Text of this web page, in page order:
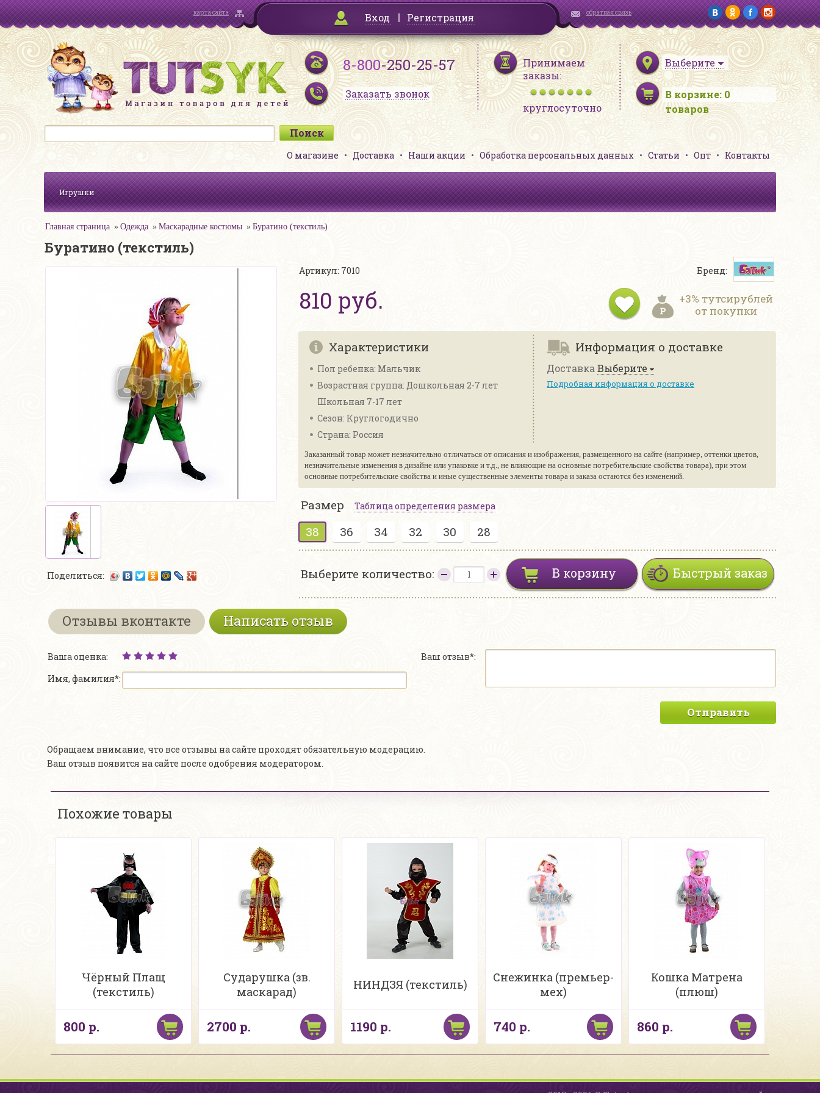
карта сайта Вход Регистрация обратная связь
8-800-250-25-57
Заказать звонок
Принимаем
заказы:
круглосуточно
Выберите
В корзине: 0
товаров
О магазине Доставка Наши акции Обработка персональных данных Статьи Опт Контакты
Игрушки
Главная страница Одежда Маскарадные костюмы Буратино (текстиль)
Буратино (текстиль)
Поделиться:
Артикул: 7010
810 руб.
Бренд:
+3% тутсирублей
от покупки
Характеристики
Пол ребенка: Мальчик
Возрастная группа: Дошкольная 2-7 лет
Школьная 7-17 лет
Сезон: Круглогодично
Страна: Россия
Информация о доставке
Доставка Выберите
Подробная информация о доставке
Заказанный товар может незначительно отличаться от описания и изображения, размещенного на сайте (например, оттенки цветов,
незначительные изменения в дизайне или упаковке и т.д., не влияющие на основные потребительские свойства товара), при этом
основные потребительские свойства и иные существенные элементы товара и заказа остаются без изменений.
Размер Таблица определения размера
38 36 34 32 30 28
Выберите количество: Быстрый заказ
В корзину
Отзывы вконтакте Написать отзыв
Ваша оценка:
Имя, фамилия*:
Ваш отзыв*:
Отправить
Обращаем внимание, что все отзывы на сайте проходят обязательную модерацию.
Ваш отзыв появится на сайте после одобрения модератором.
Похожие товары
Чёрный Плащ
(текстиль)
800 р.
Сударушка (зв.
маскарад)
2700 р.
НИНДЗЯ (текстиль)
1190 р.
Снежинка (премьер-
мех)
740 р.
Кошка Матрена
(плюш)
860 р.